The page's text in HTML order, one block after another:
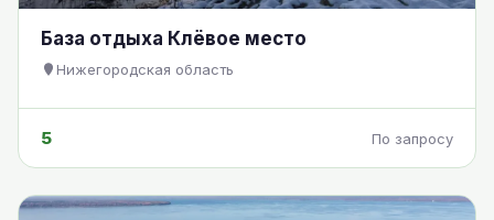
База отдыха Клёвое место
Нижегородская область
5 По запросу